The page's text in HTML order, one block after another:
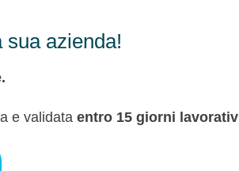
azienda!
e validata entro 15 giorni